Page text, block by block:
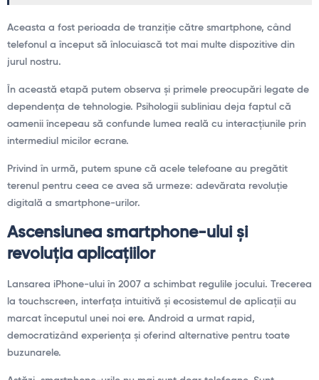
Aceasta a fost perioada de tranziție către smartphone, când
telefonul a început să înlocuiască tot mai multe dispozitive din
jurul nostru.
În această etapă putem observa și primele preocupări legate de
dependența de tehnologie. Psihologii subliniau deja faptul că
oamenii începeau să confunde lumea reală cu interacțiunile prin
intermediul micilor ecrane.
Privind în urmă, putem spune că acele telefoane au pregătit
terenul pentru ceea ce avea să urmeze: adevărata revoluție
digitală a smartphone-urilor.
Ascensiunea smartphone-ului și
revoluția aplicațiilor
Lansarea iPhone-ului în 2007 a schimbat regulile jocului. Trecerea
la touchscreen, interfața intuitivă și ecosistemul de aplicații au
marcat începutul unei noi ere. Android a urmat rapid,
democratizând experiența și oferind alternative pentru toate
buzunarele.